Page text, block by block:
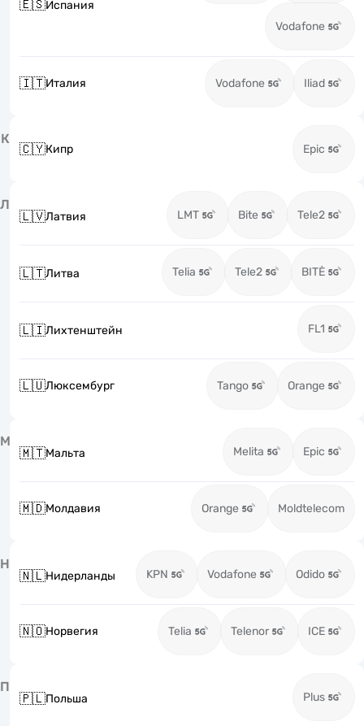
🇪🇸Испания
Vodafone
🇮🇹Италия Vodafone Iliad
К
🇨🇾Кипр Epic
Л
🇱🇻Латвия LMT Bite Tele2
🇱🇹Литва Telia Tele2 BITĖ
🇱🇮Лихтенштейн FL1
🇱🇺Люксембург Tango Orange
М
🇲🇹Мальта Melita Epic
🇲🇩Молдавия Orange Moldtelecom
Н
🇳🇱Нидерланды KPN Vodafone Odido
🇳🇴Норвегия Telia Telenor ICE
П
🇵🇱Польша Plus